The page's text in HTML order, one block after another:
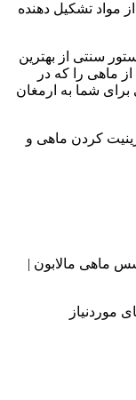
مواد تشکیل دهنده
سنتی از بهترین
ماهی را که در
شما به ارمغان
کردن ماهی و
ماهی مالابون |
موردنیاز